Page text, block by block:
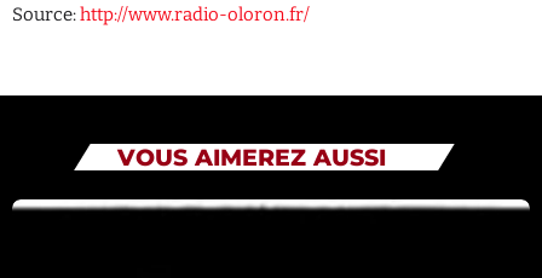
Archives
juillet 2026
octobre 2025
Source:http://www.radio-oloron.fr/
VOUS AIMEREZ AUSSI